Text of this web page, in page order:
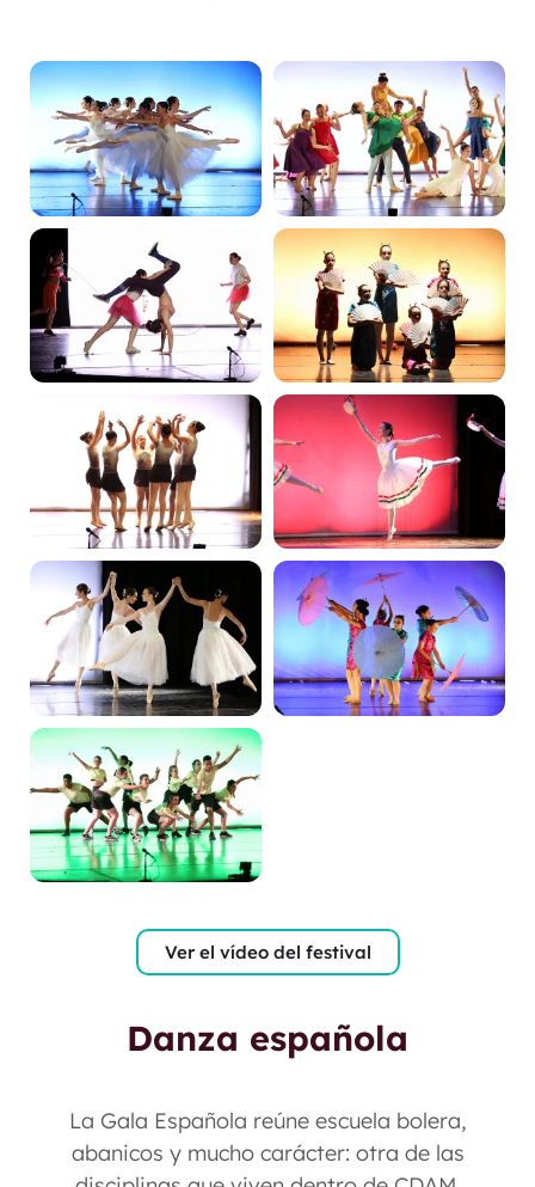
Ver el vídeo del festival
Danza española
La Gala Española reúne escuela bolera,
abanicos y mucho carácter: otra de las